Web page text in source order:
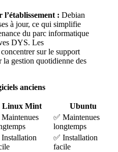
: Debian
à jour, ce qui simplifie
du parc informatique
DYS. Les
sur le support
gestion quotidienne des
anciens
Linux Mint
Ubuntu
Maintenues
✅ Maintenues
longtemps
Installation
✅ Installation
facile